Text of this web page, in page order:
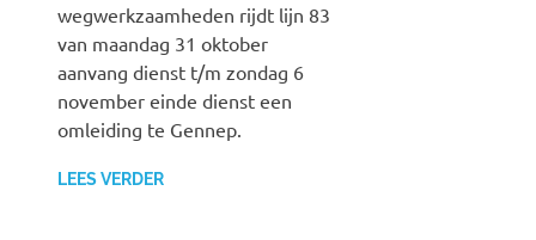
wegwerkzaamheden rijdt lijn 83
van maandag 31 oktober
aanvang dienst t/m zondag 6
november einde dienst een
omleiding te Gennep.
LEES VERDER